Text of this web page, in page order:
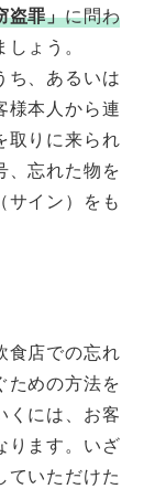
盗罪」に問わ
ょう。
ち、あるいは
様本人から連
取りに来られ
、忘れた物を
サイン）をも
食店での忘れ
ための方法を
くには、お客
ります。いざ
ていただけた